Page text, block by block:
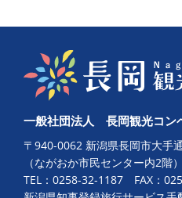
一般社団法人 長岡観光コン
〒940-0062 新潟県長岡市大手
（ながおか市民センター内2階）
TEL： 0258-32-1187 FAX：